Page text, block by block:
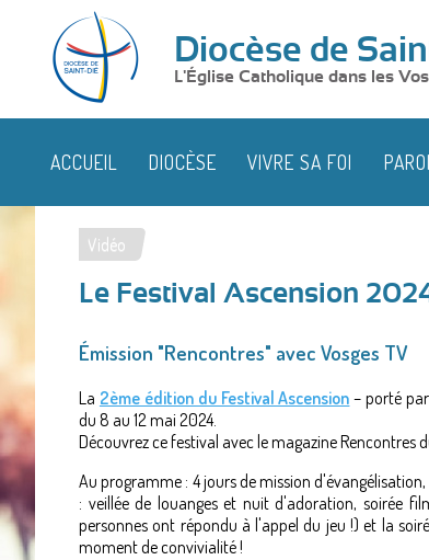
Diocèse de
L'Église Catholique dans les
ACCUEIL DIOCÈSE VIVRE SA FOI
Vous
êtes
ici
Vidéo
Le Festival Ascension
Émission "Rencontres" avec Vosges TV
La 2ème édition du Festival Ascension – porté
du 8 au 12 mai 2024.
Découvrez ce festival avec le magazine Rencontres
Au programme : 4 jours de mission
: veillée de louanges et nuit d'adoration, soirée
personnes ont répondu à l'appel du jeu !) et la
moment de convivialité !